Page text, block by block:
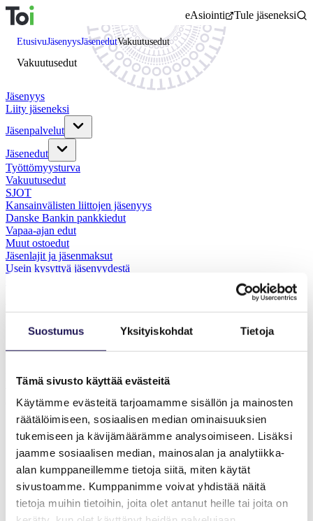
Suostumus Yksityiskohdat Tietoja
Tämä sivusto käyttää evästeitä
Käytämme evästeitä tarjoamamme sisällön ja mainosten
räätälöimiseen, sosiaalisen median ominaisuuksien
tukemiseen ja kävijämäärämme analysoimiseen. Lisäksi
jaamme sosiaalisen median, mainosalan ja analytiikka-
alan kumppaneillemme tietoja siitä, miten käytät
sivustoamme. Kumppanimme voivat yhdistää näitä
tietoja muihin tietoihin, joita olet antanut heille tai joita on
Siirry
sisältöön
eAsiointi Tule jäseneksi
EtusivuJäsenyysJäsenedutVakuutusedut
Vakuutusedut
Jäsenyys
Liity jäseneksi
Jäsenpalvelut
Jäsenedut
Työttömyysturva
Vakuutusedut
SJOT
Kansainvälisten liittojen jäsenyys
Danske Bankin pankkiedut
Vapaa-ajan edut
Muut ostoedut
Jäsenlajit ja jäsenmaksut
Usein kysyttyä jäsenyydestä
Kattavat vakuutusedut turvaavat
toimintaterapeuttien työtä ja vapaa-
aikaa.
Potilasvakuutus, ammattihenkilön vastuu- ja oikeusturvavakuutus,
vapaa-ajan tapaturma- ja matkavakuutus sekä järjestövakuutus
ovat TOIn jäsenetuja.